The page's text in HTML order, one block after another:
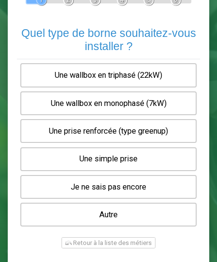
En 5 minutes, demandez3 devis comparatifs
Gratuit, sans pub et sans engagement.
2 3 6
Quel type de borne souhaitez-
installer ?
Une wallbox en triphasé (22kW)
Une wallbox en monophasé (7kW)
Une prise renforcée (type greenup)
Une simple prise